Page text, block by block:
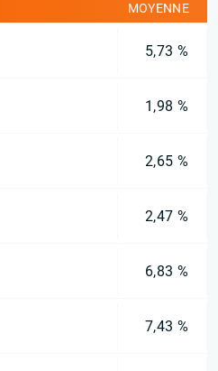
MOYENNE
5,73 %
1,98 %
2,65 %
2,47 %
6,83 %
7,43 %